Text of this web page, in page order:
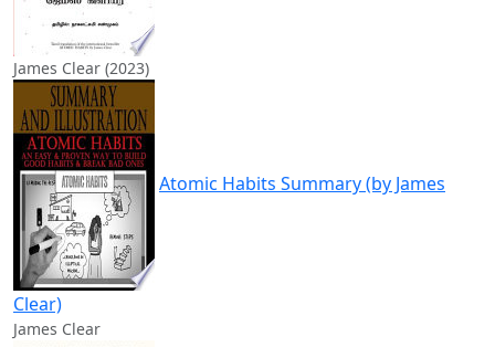
James Clear (2023)
Atomic Habits Summary (by James
Clear)
James Clear